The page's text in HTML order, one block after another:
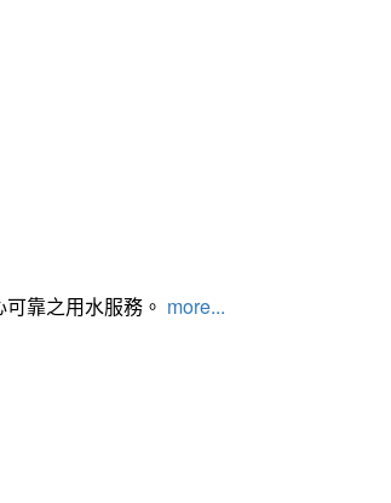
靠之用水服務。 more...